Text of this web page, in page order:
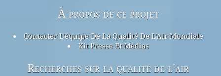
À propos de ce projet
Contacter L'équipe De La Qualité De L'Air Mondiale
Kit Presse Et Médias
Recherches sur la qualité de l'air